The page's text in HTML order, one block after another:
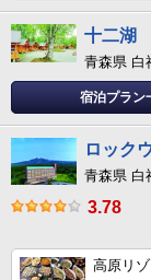
十二湖
青森県 白
宿泊プラン
ロック
青森県 白
3.78
高原リ